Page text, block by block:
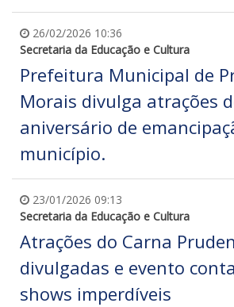
26/02/2026 10:36
Secretaria da Educação e Cultura
Prefeitura Municipal de
Morais divulga atrações
aniversário de
município.
23/01/2026 09:13
Secretaria da Educação e Cultura
Atrações do Carna
divulgadas e evento
shows imperdíveis